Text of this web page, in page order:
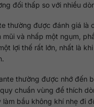
đối thấp so với nhiều
thường được đánh giá
mũi và nhấp một ngụm,
lợi thế rất lớn, nhất là
thường được nhớ
chuẩn vùng để thích
bầu không khí nhẹ